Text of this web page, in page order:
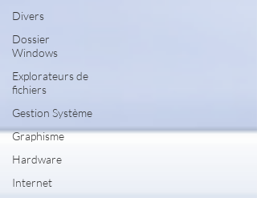
Divers
Dossier
Windows
Explorateurs de
fichiers
Gestion Système
Graphisme
Hardware
Internet